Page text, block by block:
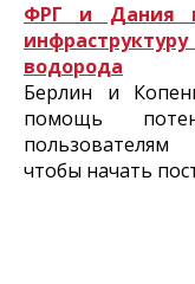
ФРГ и Дания
водорода
Берлин и
помощь
пользователям
чтобы начать